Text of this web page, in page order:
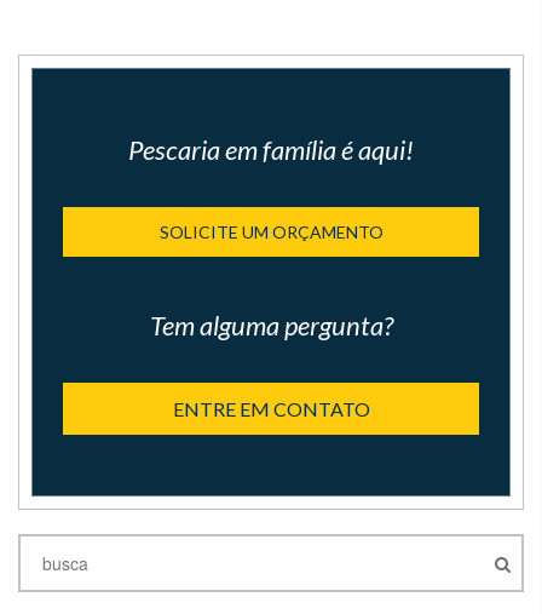
Pescaria em família é aqui!
SOLICITE UM ORÇAMENTO
Tem alguma pergunta?
ENTRE EM CONTATO